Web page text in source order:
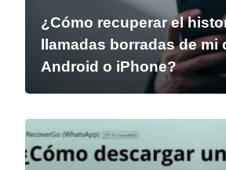
¿Cómo recuperar el
llamadas borradas de mi
Android o iPhone?